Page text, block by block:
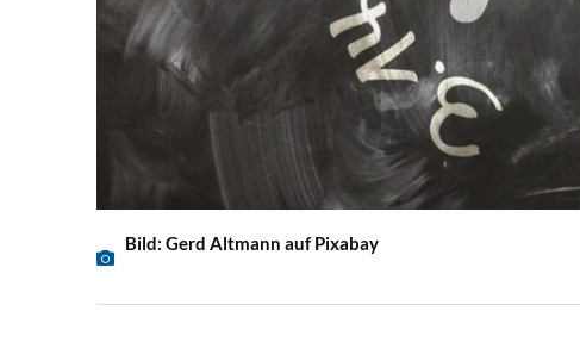
Bild: Gerd Altmann auf Pixabay